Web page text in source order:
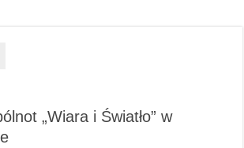
„Wiara i Światło” w